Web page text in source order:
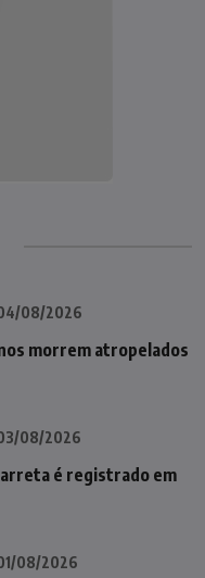
08/2026
morrem atropelados
08/2026
é registrado em
08/2026